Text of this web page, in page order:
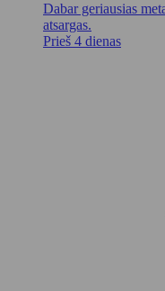
Dabar geriausias
atsargas.
Prieš 4 dienas